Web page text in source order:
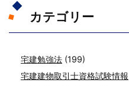
カテゴリー
宅建勉強法 (199)
宅建建物取引士資格試験情報